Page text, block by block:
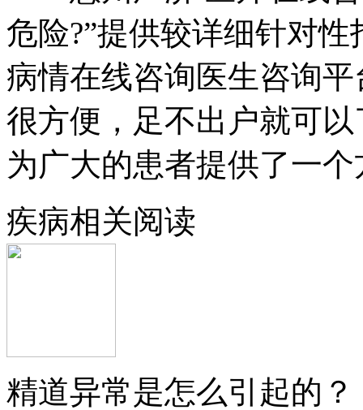
危险?”提供较详细针对
病情在线咨询医生咨询
很方便，足不出户就可
为广大的患者提供了一
疾病相关阅读
精道异常是怎么引起的？